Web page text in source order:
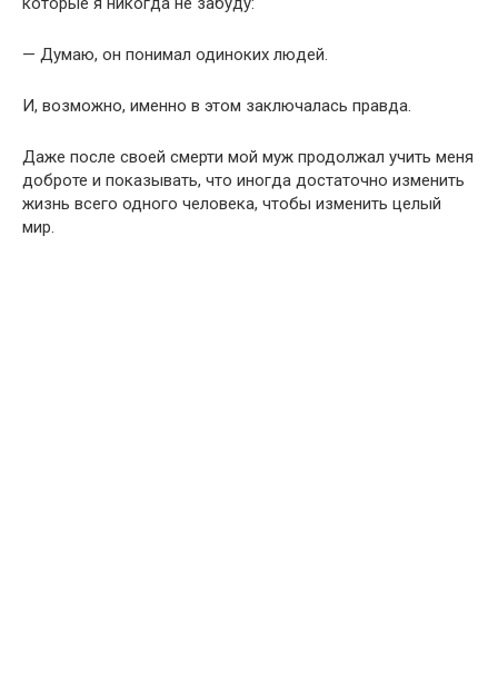
— Думаю, он понимал одиноких людей.
И, возможно, именно в этом заключалась правда.
Даже после своей смерти мой муж продолжал учить меня
доброте и показывать, что иногда достаточно изменить
жизнь всего одного человека, чтобы изменить целый
мир.